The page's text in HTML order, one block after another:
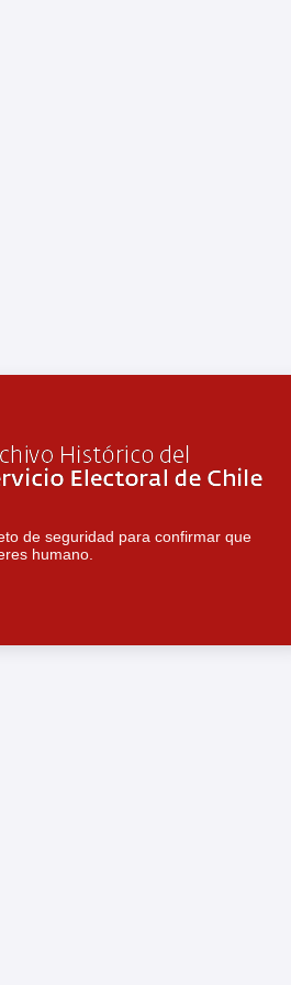
de seguridad para confirmar que
humano.